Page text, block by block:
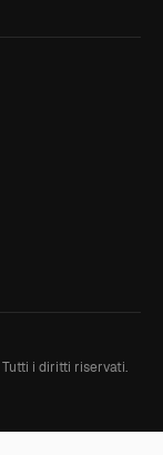
Tutti i diritti riservati.